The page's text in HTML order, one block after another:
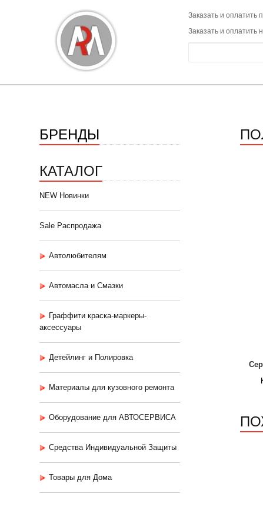
Заказать и оплатить
Заказать и оплатить
БРЕНДЫ
КАТАЛОГ
NEW Новинки
Sale Распродажа
Автолюбителям
Автомасла и Смазки
Граффити краска-маркеры-
аксессуары
Детейлинг и Полировка
Материалы для кузовного ремонта
Оборудование для АВТОСЕРВИСА
Средства Индивидуальной Защиты
Товары для Дома